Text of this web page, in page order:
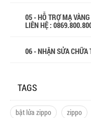
05 - HỖ TRỢ MẠ
LIÊN HỆ :
06 - NHẬN SỬA CHỮA
TAGS
bật lửa zippo zippo